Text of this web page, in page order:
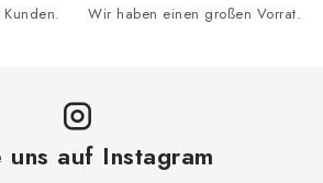
Wir haben einen großen Vorrat.
uns auf Instagram